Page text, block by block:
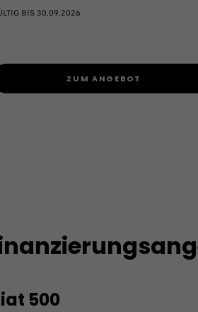
BIS 30.09.2026
ZUM ANGEBOT
500